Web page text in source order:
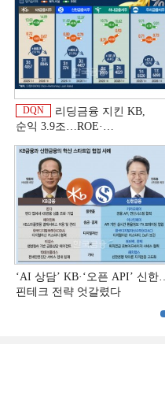
DQN
리딩금융 지킨 KB,
순익 3.9조…ROE·
상반기 금융 리그테이블]
‘AI 상담’ KB·‘오픈 API’ 신한…
핀테크 전략 엇갈렸다